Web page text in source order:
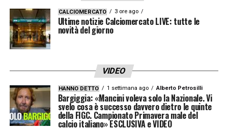
CALCIOMERCATO 3 ore ago
Ultime notizie Calciomercato LIVE: tutte le
novità del giorno
VIDEO
HANNO DETTO 1 settimana ago Alberto Petrosilli
Bargiggia: «Mancini voleva solo la Nazionale. Vi
svelo cosa è successo davvero dietro le quinte
della FIGC. Campionato Primavera male del
calcio italiano» ESCLUSIVA e VIDEO